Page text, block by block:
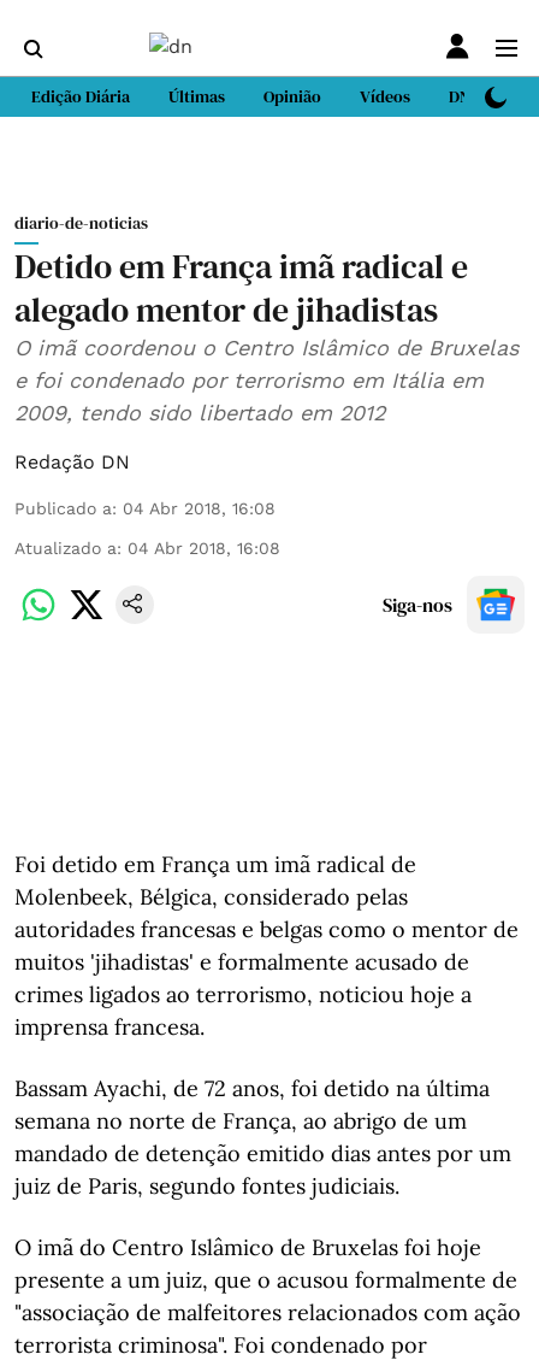
Edição Diária Últimas Opinião Vídeos DN Sport
diario-de-noticias
Detido em França imã radical e
alegado mentor de jihadistas
O imã coordenou o Centro Islâmico de Bruxelas
e foi condenado por terrorismo em Itália em
2009, tendo sido libertado em 2012
Redação DN
Publicado a: 04 Abr 2018, 16:08
Atualizado a: 04 Abr 2018, 16:08
Siga-nos
Foi detido em França um imã radical de
Molenbeek, Bélgica, considerado pelas
autoridades francesas e belgas como o mentor de
muitos 'jihadistas' e formalmente acusado de
crimes ligados ao terrorismo, noticiou hoje a
imprensa francesa.
Bassam Ayachi, de 72 anos, foi detido na última
semana no norte de França, ao abrigo de um
mandado de detenção emitido dias antes por um
juiz de Paris, segundo fontes judiciais.
O imã do Centro Islâmico de Bruxelas foi hoje
presente a um juiz, que o acusou formalmente de
"associação de malfeitores relacionados com ação
terrorista criminosa". Foi condenado por